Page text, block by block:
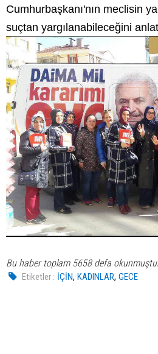
Cumhurbaşkanı'nın meclisin
suçtan yargılanabileceğini
Bu haber toplam 5658 defa
Etiketler : İÇİN,KADINLAR,GECE